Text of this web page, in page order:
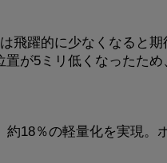
飛躍的に少なくなると期
が5ミリ低くなったため
18％の軽量化を実現。